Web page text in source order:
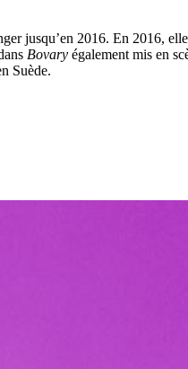
jusqu’en 2016. En 2016,
Bovary également mis en
Suède.